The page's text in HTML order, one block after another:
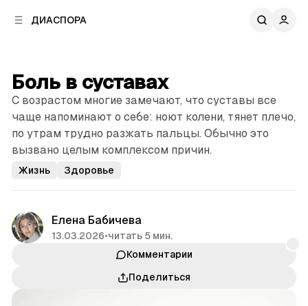
ДИАСПОРА
Боль в суставах
С возрастом многие замечают, что суставы все
чаще напоминают о себе: ноют колени, тянет плечо,
по утрам трудно разжать пальцы. Обычно это
вызвано целым комплексом причин.
Жизнь Здоровье
Елена Бабичева
13.03.2026•читать 5 мин.
Комментарии
Поделиться